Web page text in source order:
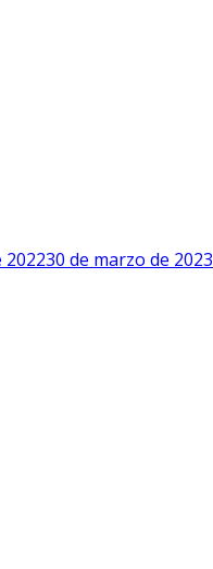
202230 de marzo de 2023